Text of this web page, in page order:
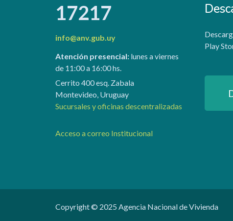
17217
info@anv.gub.uy
Atención presencial:lunes a viernes
de 11:00 a 16:00 hs.
Cerrito 400 esq. Zabala
Montevideo, Uruguay
Sucursales y oficinas descentralizadas
Acceso a correo Institucional
Play
Copyright © 2025 Agencia Nacional de Vivienda